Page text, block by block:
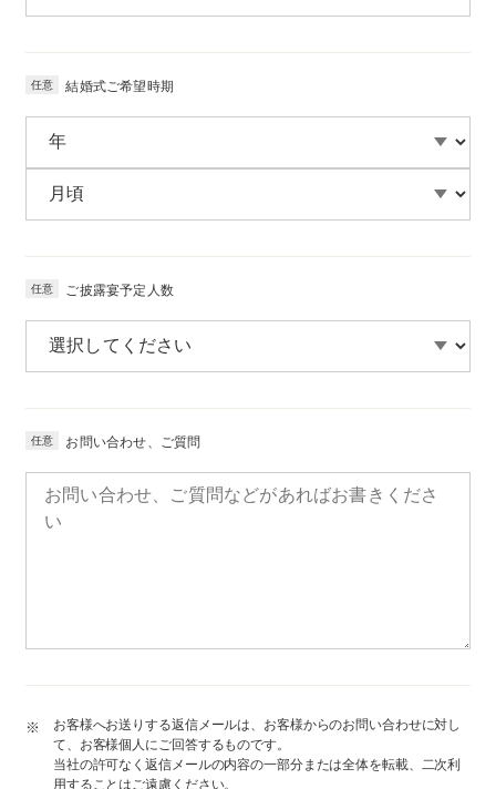
任意 結婚式ご希望時期
任意 ご披露宴予定人数
任意 お問い合わせ、ご質問
※
お客様へお送りする返信メールは、お客様からのお問い合わせに対し
て、お客様個人にご回答するものです。
当社の許可なく返信メールの内容の一部分または全体を転載、二次利
用することはご遠慮ください。